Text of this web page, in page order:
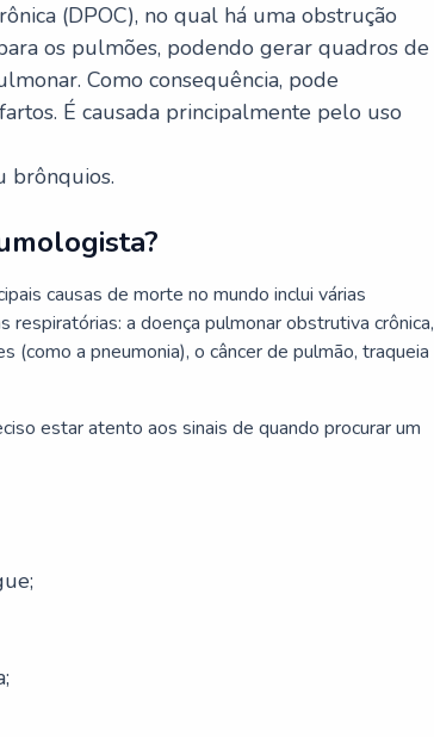
(DPOC), no qual há uma obstrução
os pulmões, podendo gerar quadros de
Como consequência, pode
É causada principalmente pelo uso
brônquios.
causas de morte no mundo inclui várias
respiratórias: a doença pulmonar obstrutiva crônica,
(como a pneumonia), o câncer de pulmão, traqueia
estar atento aos sinais de quando procurar um